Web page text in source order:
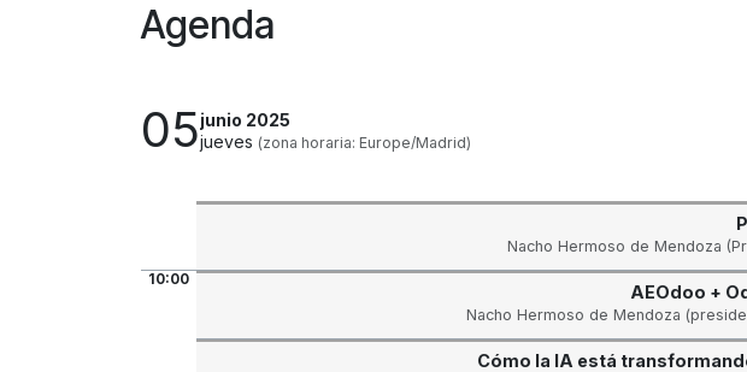
Agenda
05junio 2025
jueves (zona horaria: Europe/Madrid)
Nacho Hermoso de Mendoza
10:00
AEOdoo +
Nacho Hermoso de Mendoza
Cómo la IA está